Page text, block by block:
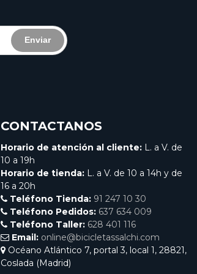
Enviar
CONTACTANOS
Horario de atención al cliente: L. a V. de
10 a 19h
Horario de tienda: L. a V. de 10 a 14h y de
16 a 20h
Teléfono Tienda: 91 247 10 30
Teléfono Pedidos: 637 634 009
Teléfono Taller: 628 401 116
Email: online@bicicletassalchi.com
Océano Atlántico 7, portal 3, local 1, 28821,
Coslada (Madrid)